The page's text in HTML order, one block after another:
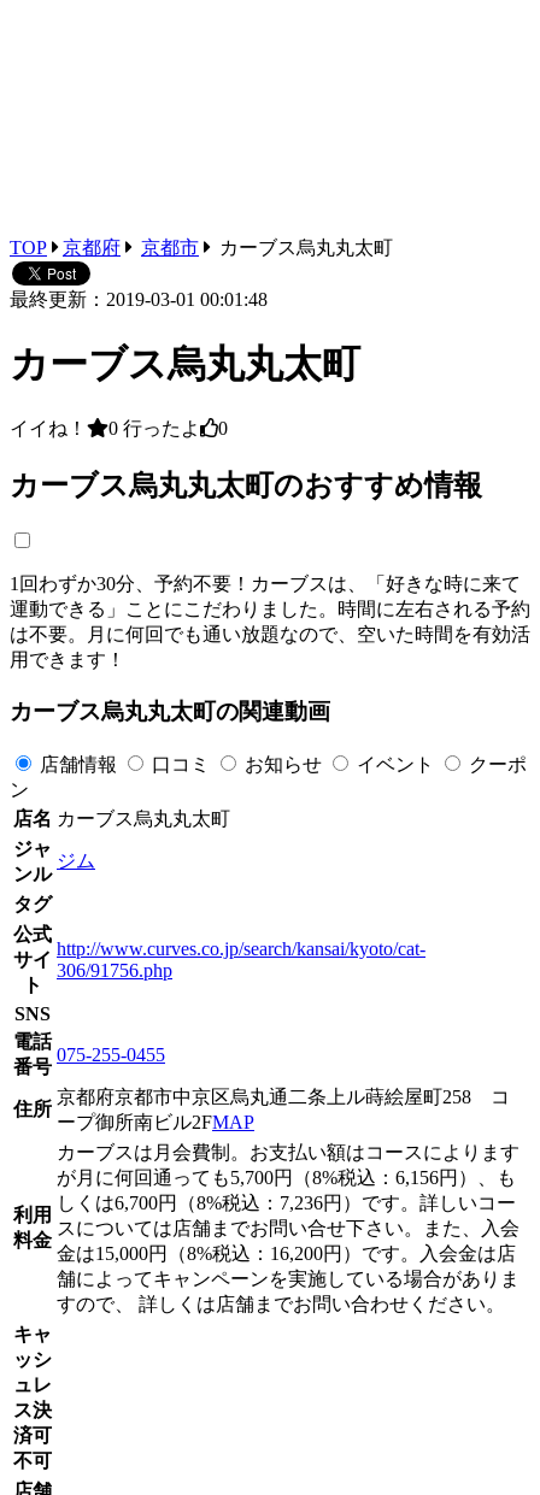
TOP 京都府 京都市 カーブス烏丸丸太町
最終更新：2019-03-01 00:01:48
カーブス烏丸丸太町
イイね！ 0 行ったよ 0
カーブス烏丸丸太町のおすすめ情報
1回わずか30分、予約不要！カーブスは、「好きな時に来て
運動できる」ことにこだわりました。時間に左右される予約
は不要。月に何回でも通い放題なので、空いた時間を有効活
用できます！
カーブス烏丸丸太町の関連動画
店舗情報 口コミ お知らせ イベント
クーポ
ン
店名 カーブス烏丸丸太町
ジャ
ンル
ジム
タグ
公式
サイ
ト
http://www.curves.co.jp/search/kansai/kyoto/cat-
306/91756.php
SNS
電話
番号
075-255-0455
住所
京都府京都市中京区烏丸通二条上ル蒔絵屋町258 コ
ープ御所南ビル2FMAP
利用
料金
カーブスは月会費制。お支払い額はコースによります
が月に何回通っても5,700円（8%税込：6,156円）、も
しくは6,700円（8%税込：7,236円）です。詳しいコー
スについては店舗までお問い合せ下さい。また、入会
金は15,000円（8%税込：16,200円）です。入会金は店
舗によってキャンペーンを実施している場合がありま
すので、 詳しくは店舗までお問い合わせください。
キャ
ッシ
ュレ
ス決
済可
不可
店舗